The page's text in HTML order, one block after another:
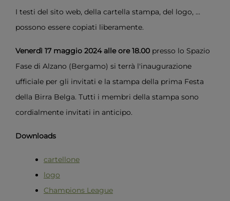
I testi del sito web, della cartella stampa, del logo, ...
possono essere copiati liberamente.
Venerdì 17 maggio 2024 alle ore 18.00 presso lo Spazio
Fase di Alzano (Bergamo) si terrà l'inaugurazione
ufficiale per gli invitati e la stampa della prima Festa
della Birra Belga. Tutti i membri della stampa sono
cordialmente invitati in anticipo.
Downloads
cartellone
logo
Champions League